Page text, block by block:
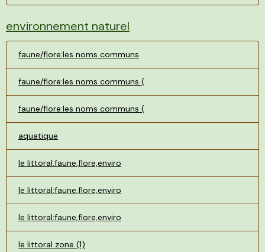
environnement naturel
faune/flore:les noms communs
faune/flore:les noms communs (
faune/flore:les noms communs (
aquatique
le littoral:faune,flore,enviro
le littoral:faune,flore,enviro
le littoral:faune,flore,enviro
le littoral zone (1)